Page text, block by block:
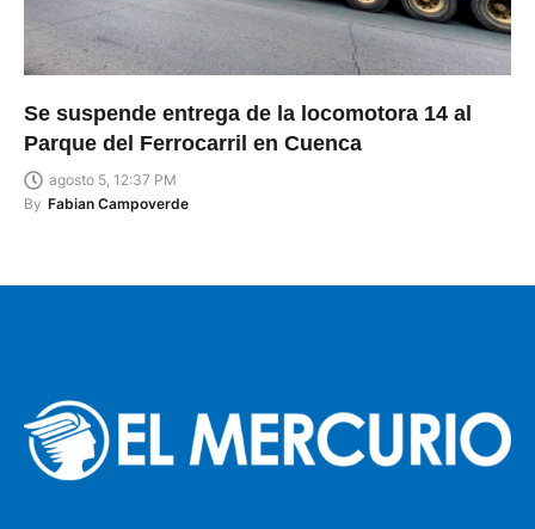
Se suspende entrega de la locomotora 14 al
Parque del Ferrocarril en Cuenca
agosto 5, 12:37 PM
By Fabian Campoverde